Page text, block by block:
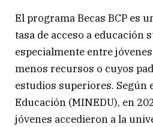
El programa Becas BCP es
tasa de acceso a educación
especialmente entre
menos recursos o cuyos
estudios superiores. Según
Educación (MINEDU), en
jóvenes accedieron a la